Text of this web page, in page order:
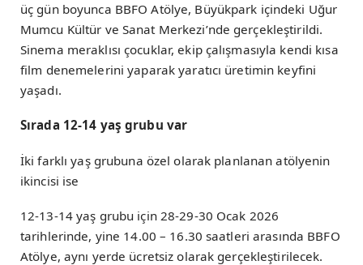
üç gün boyunca BBFO Atölye, Büyükpark içindeki Uğur
Mumcu Kültür ve Sanat Merkezi’nde gerçekleştirildi.
Sinema meraklısı çocuklar, ekip çalışmasıyla kendi kısa
film denemelerini yaparak yaratıcı üretimin keyfini
yaşadı.
Sırada 12-14 yaş grubu var
İki farklı yaş grubuna özel olarak planlanan atölyenin
ikincisi ise
12-13-14 yaş grubu için 28-29-30 Ocak 2026
tarihlerinde, yine 14.00 – 16.30 saatleri arasında BBFO
Atölye, aynı yerde ücretsiz olarak gerçekleştirilecek.